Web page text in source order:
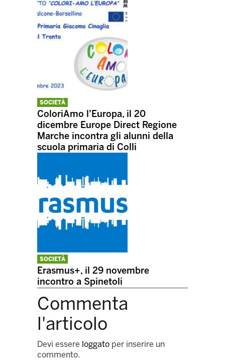
SOCIETÀ
ColoriAmo l’Europa, il 20
dicembre Europe Direct Regione
Marche incontra gli alunni della
scuola primaria di Colli
SOCIETÀ
Erasmus+, il 29 novembre
incontro a Spinetoli
Commenta
l'articolo
Devi essere loggato per inserire un
commento.